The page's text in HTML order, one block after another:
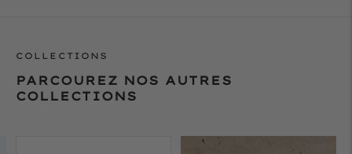
COLLECTIONS
PARCOUREZ NOS AUTRES
COLLECTIONS